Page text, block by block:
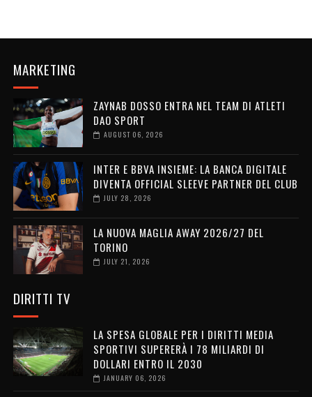
MARKETING
ZAYNAB DOSSO ENTRA NEL TEAM DI ATLETI
DAO SPORT
AUGUST 06, 2026
INTER E BBVA INSIEME: LA BANCA DIGITALE
DIVENTA OFFICIAL SLEEVE PARTNER DEL CLUB
JULY 28, 2026
LA NUOVA MAGLIA AWAY 2026/27 DEL
TORINO
JULY 21, 2026
DIRITTI TV
LA SPESA GLOBALE PER I DIRITTI MEDIA
SPORTIVI SUPERERÀ I 78 MILIARDI DI
DOLLARI ENTRO IL 2030
JANUARY 06, 2026